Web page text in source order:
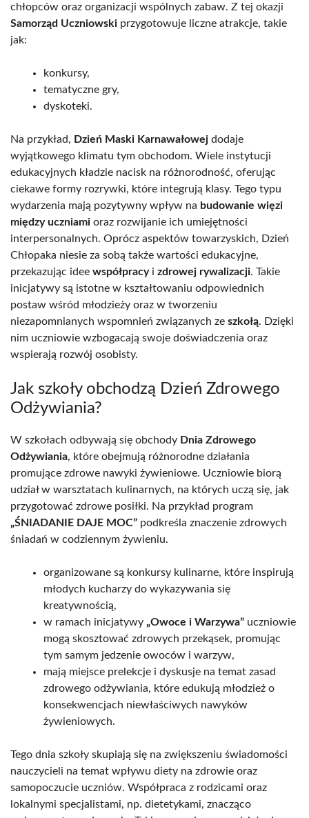
chłopców oraz organizacji wspólnych zabaw. Z tej okazji
Samorząd Uczniowski przygotowuje liczne atrakcje, takie
jak:
konkursy,
tematyczne gry,
dyskoteki.
Na przykład, Dzień Maski Karnawałowej dodaje
wyjątkowego klimatu tym obchodom. Wiele instytucji
edukacyjnych kładzie nacisk na różnorodność, oferując
ciekawe formy rozrywki, które integrują klasy. Tego typu
wydarzenia mają pozytywny wpływ na budowanie więzi
między uczniami oraz rozwijanie ich umiejętności
interpersonalnych. Oprócz aspektów towarzyskich, Dzień
Chłopaka niesie za sobą także wartości edukacyjne,
przekazując idee współpracyi zdrowej rywalizacji. Takie
inicjatywy są istotne w kształtowaniu odpowiednich
postaw wśród młodzieży oraz w tworzeniu
niezapomnianych wspomnień związanych ze szkołą. Dzięki
nim uczniowie wzbogacają swoje doświadczenia oraz
wspierają rozwój osobisty.
Jak szkoły obchodzą Dzień Zdrowego
Odżywiania?
W szkołach odbywają się obchody Dnia Zdrowego
Odżywiania, które obejmują różnorodne działania
promujące zdrowe nawyki żywieniowe. Uczniowie biorą
udział w warsztatach kulinarnych, na których uczą się, jak
przygotować zdrowe posiłki. Na przykład program
„ŚNIADANIE DAJE MOC” podkreśla znaczenie zdrowych
śniadań w codziennym żywieniu.
organizowane są konkursy kulinarne, które inspirują
młodych kucharzy do wykazywania się
kreatywnością,
w ramach inicjatywy „Owoce i Warzywa” uczniowie
mogą skosztować zdrowych przekąsek, promując
tym samym jedzenie owoców i warzyw,
mają miejsce prelekcje i dyskusje na temat zasad
zdrowego odżywiania, które edukują młodzież o
konsekwencjach niewłaściwych nawyków
żywieniowych.
Tego dnia szkoły skupiają się na zwiększeniu świadomości
nauczycieli na temat wpływu diety na zdrowie oraz
samopoczucie uczniów. Współpraca z rodzicami oraz
lokalnymi specjalistami, np. dietetykami, znacząco